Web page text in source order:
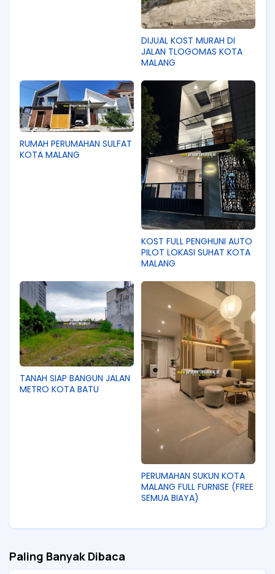
DIJUAL KOST MURAH DI
JALAN TLOGOMAS KOTA
MALANG
RUMAH PERUMAHAN SULFAT
KOTA MALANG
KOST FULL PENGHUNI AUTO
PILOT LOKASI SUHAT KOTA
MALANG
TANAH SIAP BANGUN JALAN
METRO KOTA BATU
PERUMAHAN SUKUN KOTA
MALANG FULL FURNISE (FREE
SEMUA BIAYA)
Paling Banyak Dibaca